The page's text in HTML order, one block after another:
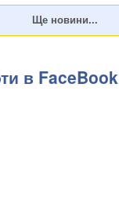
в FaceBook